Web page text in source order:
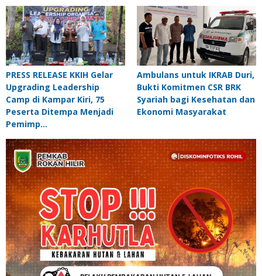
PRESS RELEASE KKIH Gelar
Upgrading Leadership
Camp di Kampar Kiri, 75
Peserta Ditempa Menjadi
Pemimp…
Ambulans untuk IKRAB Duri,
Bukti Komitmen CSR BRK
Syariah bagi Kesehatan dan
Ekonomi Masyarakat